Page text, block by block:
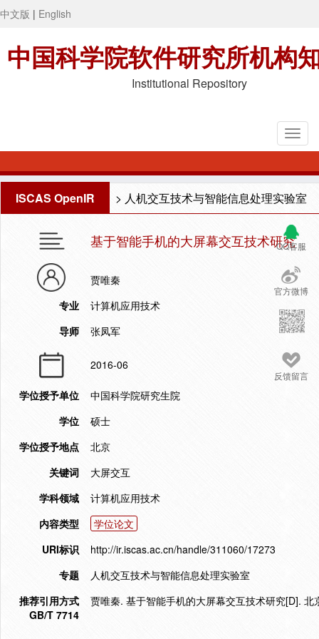
中文版 | English
中国科学院软件研究所机构
Institutional Repository
ISCAS OpenIR > 人机交互技术与智能信息处理实验室
QQ客服
官方微博
反馈留言
基于智能手机的大屏幕交互技术研究
贾唯秦
专业
计算机应用技术
导师
张凤军
2016-06
学位授予单位
中国科学院研究生院
学位
硕士
学位授予地点
北京
关键词
大屏交互
学科领域
计算机应用技术
内容类型
学位论文
URI标识
http://ir.iscas.ac.cn/handle/311060/17273
专题
人机交互技术与智能信息处理实验室
推荐引用方式
GB/T 7714
贾唯秦. 基于智能手机的大屏幕交互技术研究[D].